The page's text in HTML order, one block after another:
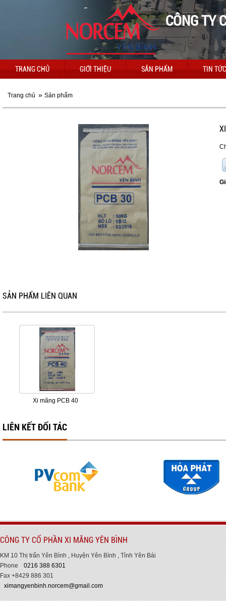
CÔNG TY
TRANG CHỦ GIỚI THIỆU SẢN PHẨM TIN TỨC
Trang chủ » Sản phẩm
Bạn đang đặt hàng sản
Ghi chú đơn hàng
Các thông tin nhập vào trang này sẽ
SẢN PHẨM LIÊN QUAN
Xi măng PCB 40
LIÊN KẾT ĐỐI TÁC
CÔNG TY CỔ PHẦN XI MĂNG YÊN BÌNH
KM 10 Thị trấn Yên Bình , Huyện Yên Bình , Tỉnh Yên Bái
Phone
0216 388 6301
Fax +8429 886 301
ximangyenbinh.norcem@gmail.com